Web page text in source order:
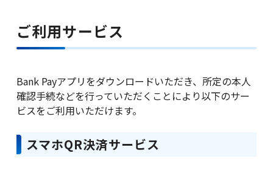
ご利用サービス
Bank Payアプリをダウンロードいただき、所定の本人
確認手続などを行っていただくことにより以下のサー
ビスをご利用いただけます。
スマホQR決済サービス